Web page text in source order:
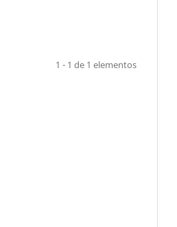
1 - 1 de 1 elementos